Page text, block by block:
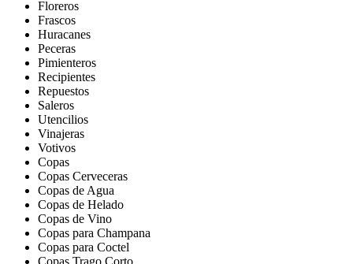
Floreros
Frascos
Huracanes
Peceras
Pimienteros
Recipientes
Repuestos
Saleros
Utencilios
Vinajeras
Votivos
Copas
Copas Cerveceras
Copas de Agua
Copas de Helado
Copas de Vino
Copas para Champana
Copas para Coctel
Copas Trago Corto